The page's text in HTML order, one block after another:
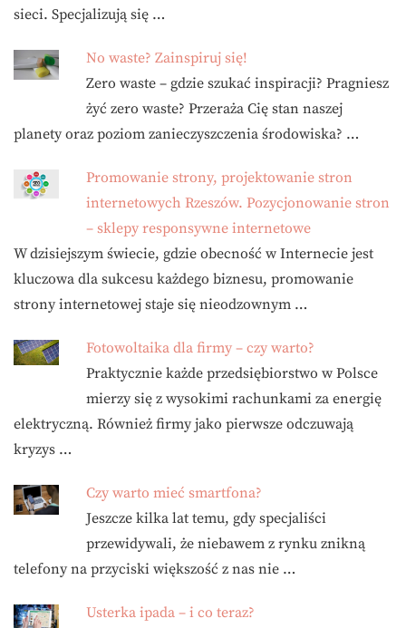
sieci. Specjalizują się …
No waste? Zainspiruj się!
Zero waste – gdzie szukać inspiracji? Pragniesz
żyć zero waste? Przeraża Cię stan naszej
planety oraz poziom zanieczyszczenia środowiska? …
Promowanie strony, projektowanie stron
internetowych Rzeszów. Pozycjonowanie stron
– sklepy responsywne internetowe
W dzisiejszym świecie, gdzie obecność w Internecie jest
kluczowa dla sukcesu każdego biznesu, promowanie
strony internetowej staje się nieodzownym …
Fotowoltaika dla firmy – czy warto?
Praktycznie każde przedsiębiorstwo w Polsce
mierzy się z wysokimi rachunkami za energię
elektryczną. Również firmy jako pierwsze odczuwają
kryzys …
Czy warto mieć smartfona?
Jeszcze kilka lat temu, gdy specjaliści
przewidywali, że niebawem z rynku znikną
telefony na przyciski większość z nas nie …
Usterka ipada – i co teraz?